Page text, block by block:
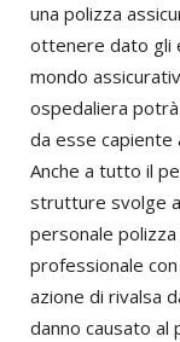
una polizza
ottenere dato gli
mondo
ospedaliera
da esse capiente
Anche a tutto il
strutture svolge
personale
professionale
azione di rivalsa
danno causato al